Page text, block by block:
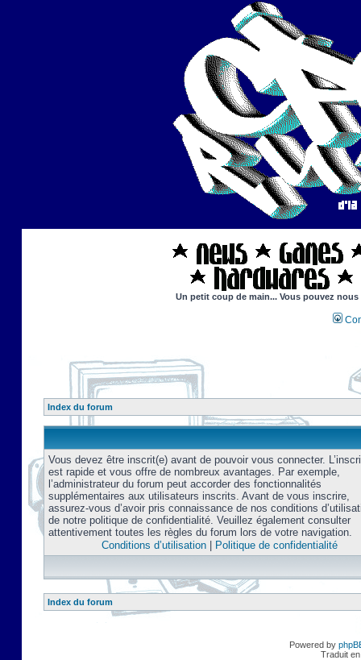
Un petit coup de main... Vous pouvez
Index du forum
Vous devez être inscrit(e) avant de pouvoir vous connecter.
est rapide et vous offre de nombreux avantages. Par exemple,
l’administrateur du forum peut accorder des fonctionnalités
supplémentaires aux utilisateurs inscrits. Avant de vous inscrire,
assurez-vous d’avoir pris connaissance de nos conditions
de notre politique de confidentialité. Veuillez également consulter
attentivement toutes les règles du forum lors de votre navigation.
Conditions d’utilisation| Politique de confidentialité
Index du forum
Powered by
Traduit